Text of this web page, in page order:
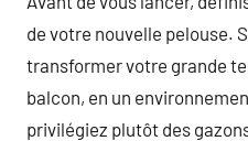
de votre nouvelle pelouse.
transformer votre grande
balcon, en un
privilégiez plutôt des